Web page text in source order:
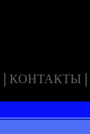
| КОНТАКТЫ |